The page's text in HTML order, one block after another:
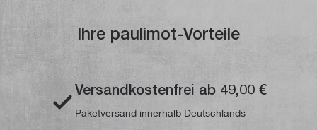
Ihre paulimot-Vorteile
Versandkostenfrei ab 49,00 €
Paketversand innerhalb Deutschlands